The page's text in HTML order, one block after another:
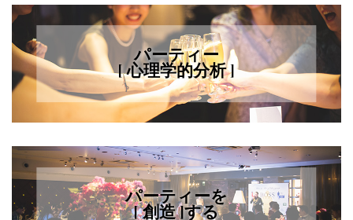
パーティー
[ 心理学的分析 ]
パーティーを
[ 創造 ]する